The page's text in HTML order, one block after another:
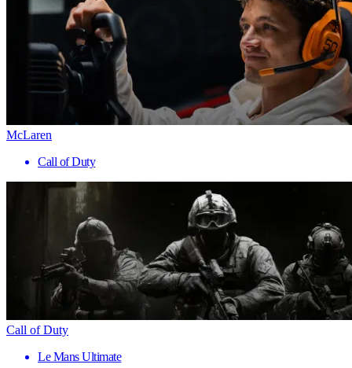
McLaren
Call of Duty
Call of Duty
Le Mans Ultimate